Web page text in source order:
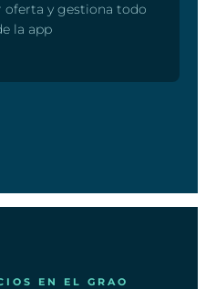
oferta y gestiona todo
la app
EN EL GRAO